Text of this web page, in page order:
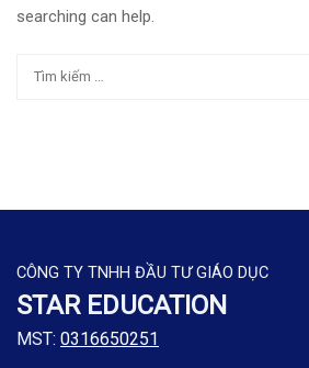
searching can help.
CÔNG TY TNHH ĐẦU TƯ GIÁO DỤC
STAR EDUCATION
MST: 0316650251